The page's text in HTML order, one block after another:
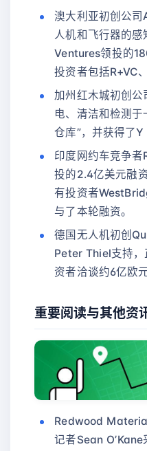
澳大利亚初创公
人机和飞行器的
Ventures领投的
投资者包括R+VC
加州红木城初创
电、清洁和检测于
仓库”，并获得了
印度网约车竞争
投的2.4亿美元融
有投资者
与了本轮融资。
德国无人机初创
Peter Thiel支持，
资者洽谈约6亿欧
重要阅读与其他资
Redwood
记者Sean